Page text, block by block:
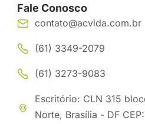
Fale Conosco
contato@acvida.com.br
(61) 3349-2079
(61) 3273-9083
Escritório: CLN 315
Norte, Brasília - DF